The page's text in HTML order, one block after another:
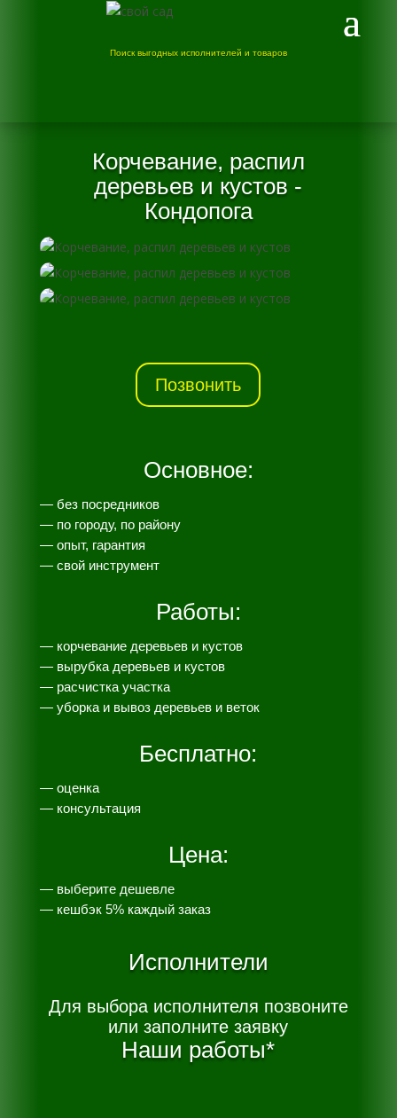
Поиск выгодных исполнителей и товаров
Корчевание, распил
деревьев и кустов -
Кондопога
Позвонить
Основное:
— без посредников
— по городу, по району
— опыт, гарантия
— свой инструмент
Работы:
— корчевание деревьев и кустов
— вырубка деревьев и кустов
— расчистка участка
— уборка и вывоз деревьев и веток
Бесплатно:
— оценка
— консультация
Цена:
— выберите дешевле
— кешбэк 5% каждый заказ
Исполнители
Для выбора исполнителя позвоните
или заполните заявку
Наши работы*